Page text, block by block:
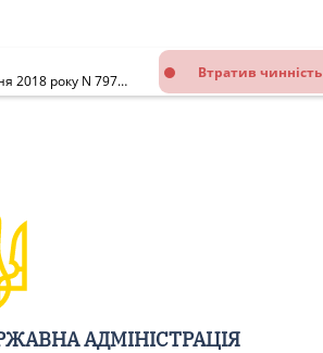
Втратив чинність
Про внесення змін у додаток до розпорядження голови обласної державної адміністрації від 09 серпня 2018 року N 797/0/5-18
АДМІНІСТРАЦІЯ